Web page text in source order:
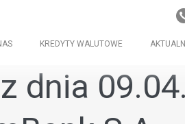
KREDYTY WALUTOWE
dnia